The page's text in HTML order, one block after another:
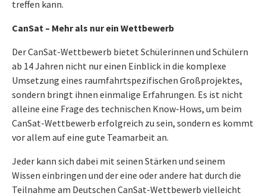
treffen kann.
CanSat – Mehr als nur ein Wettbewerb
Der CanSat-Wettbewerb bietet Schülerinnen und Schülern
ab 14 Jahren nicht nur einen Einblick in die komplexe
Umsetzung eines raumfahrtspezifischen Großprojektes,
sondern bringt ihnen einmalige Erfahrungen. Es ist nicht
alleine eine Frage des technischen Know-Hows, um beim
CanSat-Wettbewerb erfolgreich zu sein, sondern es kommt
vor allem auf eine gute Teamarbeit an.
Jeder kann sich dabei mit seinen Stärken und seinem
Wissen einbringen und der eine oder andere hat durch die
Teilnahme am Deutschen CanSat-Wettbewerb vielleicht